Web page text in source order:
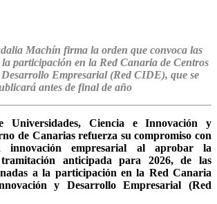
Machín firma la orden que convoca las
participación en la Red Canaria de Centros
Empresarial (Red CIDE), que se
antes de final de año
Universidades, Ciencia e Innovación y
de Canarias refuerza su compromiso con
empresarial al aprobar la
anticipada para 2026, de las
a la participación en la Red Canaria
y Desarrollo Empresarial (Red